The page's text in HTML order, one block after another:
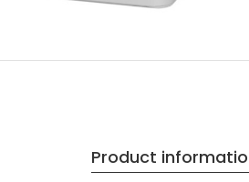
Product